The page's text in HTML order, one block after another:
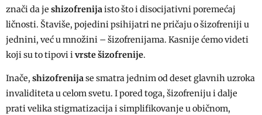
znači da je shizofrenijaisto što i disocijativni poremećaj
ličnosti. Štaviše, pojedini psihijatri ne pričaju o šizofreniji u
jednini, već u množini – šizofrenijama. Kasnije ćemo videti
koji su to tipovi ivrste šizofrenije.
Inače, shizofrenijase smatra jednim od deset glavnih uzroka
invaliditeta u celom svetu. I pored toga, šizofreniju i dalje
prati velika stigmatizacija i simplifikovanje u običnom,